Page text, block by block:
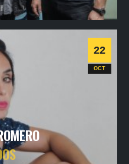
20h30- SALLE 1
22
OCT